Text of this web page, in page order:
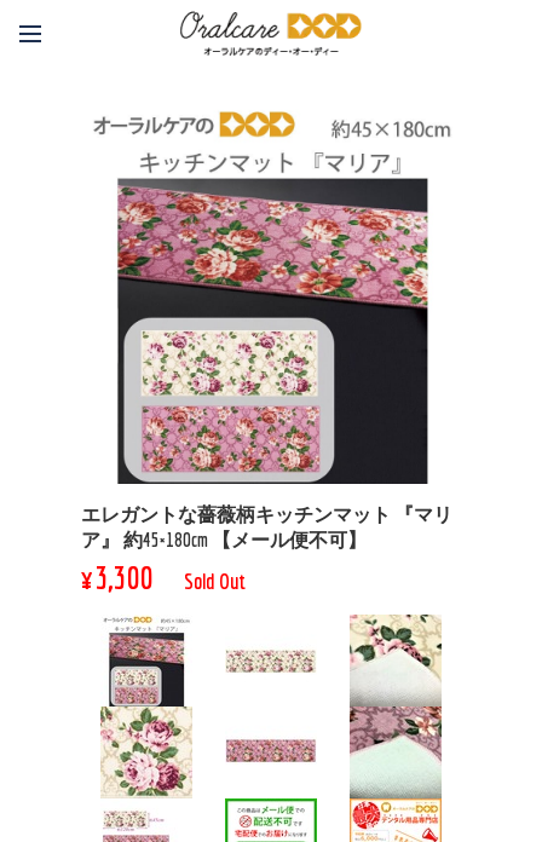
エレガントな薔薇柄キッチンマット 『マリ
ア』 約45×180cm 【メール便不可】
¥3,300 Sold Out